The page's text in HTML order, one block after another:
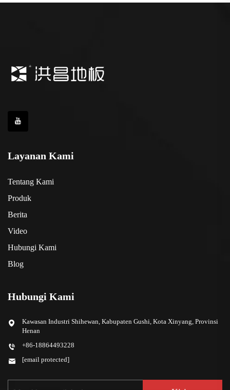
Layanan Kami
Tentang Kami
Produk
Berita
Video
Hubungi Kami
Blog
Hubungi Kami
Kawasan Industri Shihewan, Kabupaten Gushi, Kota Xinyang, Provinsi
Henan
+86-18864493228
[email protected]